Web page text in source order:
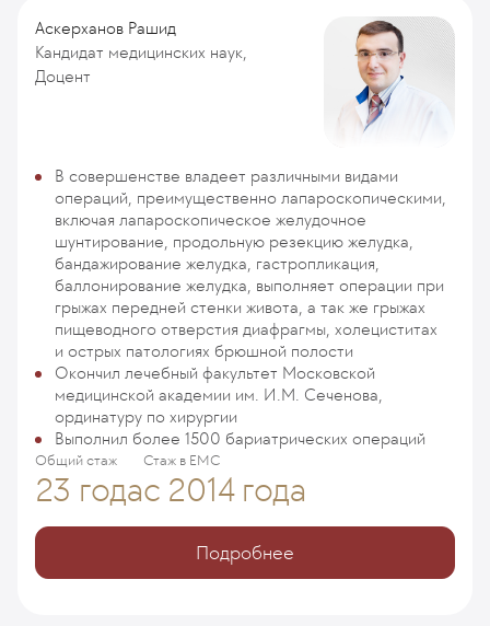
Аскерханов Рашид
Кандидат медицинских наук,
Доцент
В совершенстве владеет различными видами
операций, преимущественно лапароскопическими,
включая лапароскопическое желудочное
шунтирование, продольную резекцию желудка,
бандажирование желудка, гастропликация,
баллонирование желудка, выполняет операции при
грыжах передней стенки живота, а так же грыжах
пищеводного отверстия диафрагмы, холециститах
и острых патологиях брюшной полости
Окончил лечебный факультет Московской
медицинской академии им. И.М. Сеченова,
ординатуру по хирургии
Выполнил более 1500 бариатрических операций
Общий стаж
23 года
Стаж в ЕМС
с 2014 года
Подробнее